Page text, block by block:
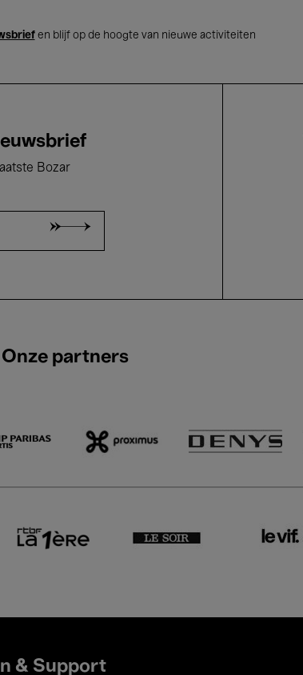
en blijf op de hoogte van nieuwe activiteiten
Bozar
Onze partners
& Support